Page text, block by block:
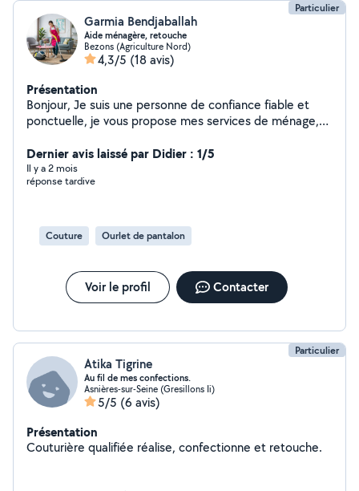
Particulier
Garmia Bendjaballah
Aide ménagère, retouche
Bezons (Agriculture Nord)
4,3/5 (18 avis)
Présentation
Bonjour, Je suis une personne de confiance fiable et
ponctuelle, je vous propose mes services de ménage,
Dernier avis laissé par Didier : 1/5
Il y a 2 mois
réponse tardive
Couture Ourlet de pantalon
Voir le profil Contacter
Particulier
Atika Tigrine
Au fil de mes confections.
Asnières-sur-Seine (Gresillons Ii)
5/5 (6 avis)
Présentation
Couturière qualifiée réalise, confectionne et retouche.